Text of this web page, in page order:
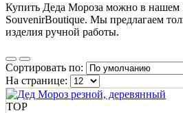
Купить Деда Мороза можно в нашем
SouvenirBoutique. Мы предлагаем
изделия ручной работы.
Сортировать по:
На странице:
TOP